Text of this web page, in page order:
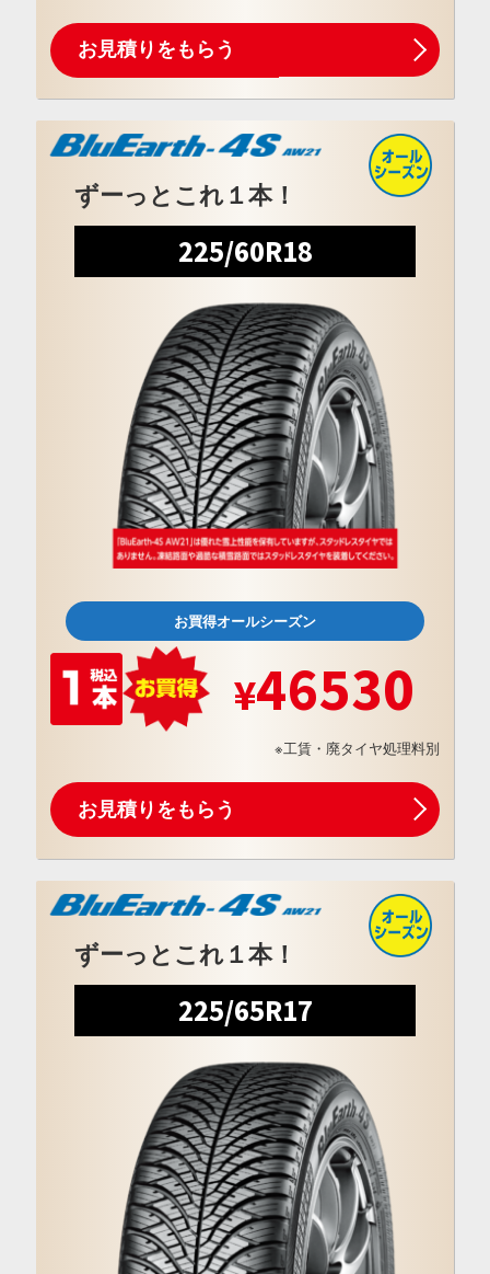
お見積りをもらう
ずーっとこれ１本！
225/60R18
お買得オールシーズン
46530
※工賃・廃タイヤ処理料別
お見積りをもらう
ずーっとこれ１本！
225/65R17